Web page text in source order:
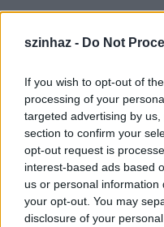
szinhaz - Do Not
If you wish to opt-out of
processing of your
targeted advertising by
section to confirm your
opt-out request is
interest-based ads based
us or personal
your opt-out. You may
disclosure of your